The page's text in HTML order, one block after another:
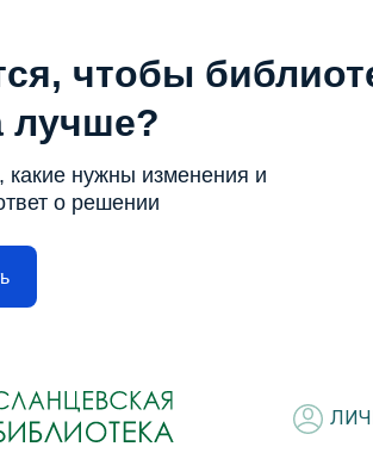
чтобы
лучше?
нужны изменения и
о решении